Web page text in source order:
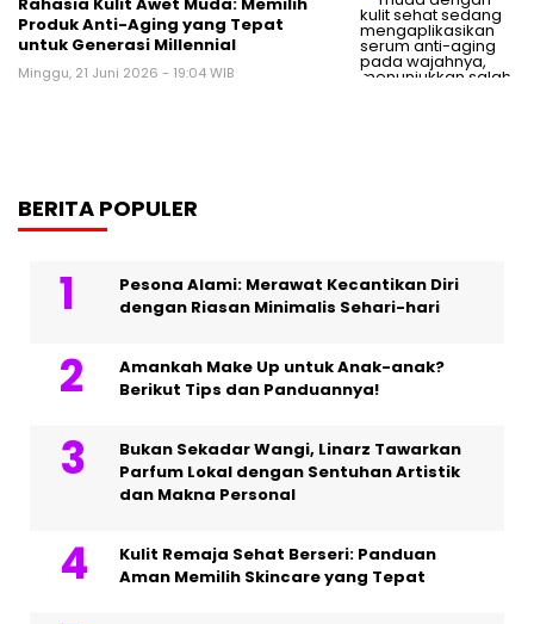
Rahasia Kulit Awet Muda: Memilih
Produk Anti-Aging yang Tepat
untuk Generasi Millennial
Minggu, 21 Juni 2026 - 19:04 WIB
BERITA POPULER
Pesona Alami: Merawat Kecantikan Diri
dengan Riasan Minimalis Sehari-hari
Amankah Make Up untuk Anak-anak?
Berikut Tips dan Panduannya!
Bukan Sekadar Wangi, Linarz Tawarkan
Parfum Lokal dengan Sentuhan Artistik
dan Makna Personal
Kulit Remaja Sehat Berseri: Panduan
Aman Memilih Skincare yang Tepat